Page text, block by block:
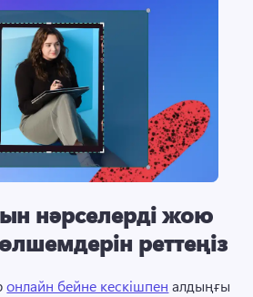
нәрселерді жою
реттеңіз
онлайн бейне кескішпен алдыңғы